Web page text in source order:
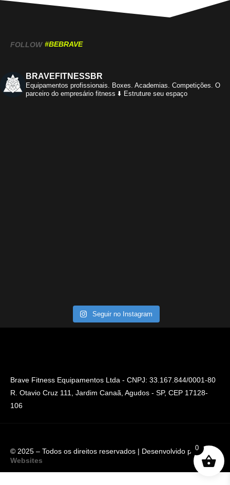
FOLLOW #BEBRAVE
BRAVEFITNESSBR
Equipamentos profissionais. Boxes. Academias. Competições. O
parceiro do empresário fitness ⬇️ Estruture seu espaço
Seguir no Instagram
Brave Fitness Equipamentos Ltda - CNPJ: 33.167.844/0001-80
R. Otavio Cruz 111, Jardim Canaã, Agudos - SP, CEP 17128-
106
© 2025 – Todos os direitos reservados | Desenvolvido por Hnet
Websites
0